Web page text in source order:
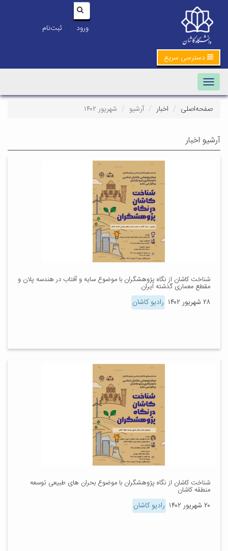
ورود | ثبت‌نام
دسترسی سریع
Toggle navigation
صفحه‌اصلی اخبار آرشیو شهریور ۱۴۰۲
آرشیو اخبار
شناخت کاشان از نگاه پژوهشگران با موضوع سایه و آفتاب در هندسه پلان و
مقطع معماری گذشته ایران
۲۸ شهریور ۱۴۰۲ رادیو کاشان
شناخت کاشان از نگاه پژوهشگران با موضوع بحران های طبیعی توسعه
منطقه کاشان
۲۰ شهریور ۱۴۰۲ رادیو کاشان